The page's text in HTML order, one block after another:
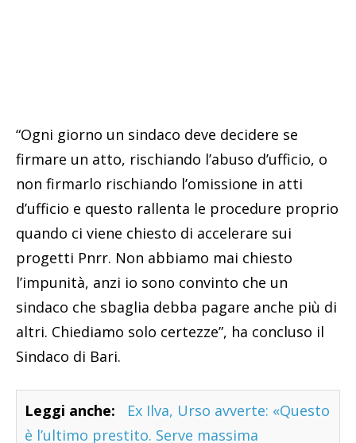
“Ogni giorno un sindaco deve decidere se
firmare un atto, rischiando l’abuso d’ufficio, o
non firmarlo rischiando l’omissione in atti
d’ufficio e questo rallenta le procedure proprio
quando ci viene chiesto di accelerare sui
progetti Pnrr. Non abbiamo mai chiesto
l’impunità, anzi io sono convinto che un
sindaco che sbaglia debba pagare anche più di
altri. Chiediamo solo certezze”, ha concluso il
Sindaco di Bari.
Leggi anche:
Ex Ilva, Urso avverte: «Questo
è l’ultimo prestito. Serve massima